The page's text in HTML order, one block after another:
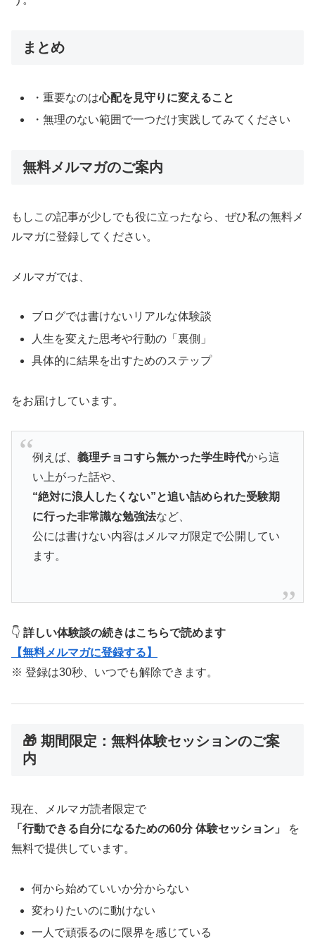
まとめ
・重要なのは心配を見守りに変えること
・無理のない範囲で一つだけ実践してみてください
無料メルマガのご案内
もしこの記事が少しでも役に立ったなら、ぜひ私の無料メ
ルマガに登録してください。
メルマガでは、
ブログでは書けないリアルな体験談
人生を変えた思考や行動の「裏側」
具体的に結果を出すためのステップ
をお届けしています。
例えば、 義理チョコすら無かった学生時代から這
い上がった話や、
“絶対に浪人したくない”と追い詰められた受験期
に行った非常識な勉強法など、
公には書けない内容はメルマガ限定で公開してい
ます。
👇 詳しい体験談の続きはこちらで読めます
【無料メルマガに登録する】
※ 登録は30秒、いつでも解除できます。
🎁 期間限定：無料体験セッションのご案
内
現在、メルマガ読者限定で
「行動できる自分になるための60分 体験セッション」
を
無料で提供しています。
何から始めていいか分からない
変わりたいのに動けない
一人で頑張るのに限界を感じている